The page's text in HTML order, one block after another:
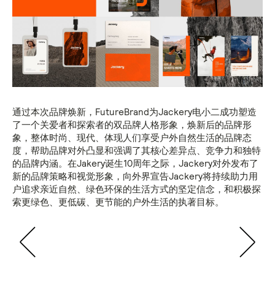
通过本次品牌焕新，FutureBrand为Jackery电小二成功塑造
了一个关爱者和探索者的双品牌人格形象，焕新后的品牌形
象，整体时尚、现代、体现人们享受户外自然生活的品牌态
度，帮助品牌对外凸显和强调了其核心差异点、竞争力和独特
的品牌内涵。在Jakery诞生10周年之际，Jackery对外发布了
新的品牌策略和视觉形象，向外界宣告Jackery将持续助力用
户追求亲近自然、绿色环保的生活方式的坚定信念，和积极探
索更绿色、更低碳、更节能的户外生活的执著目标。